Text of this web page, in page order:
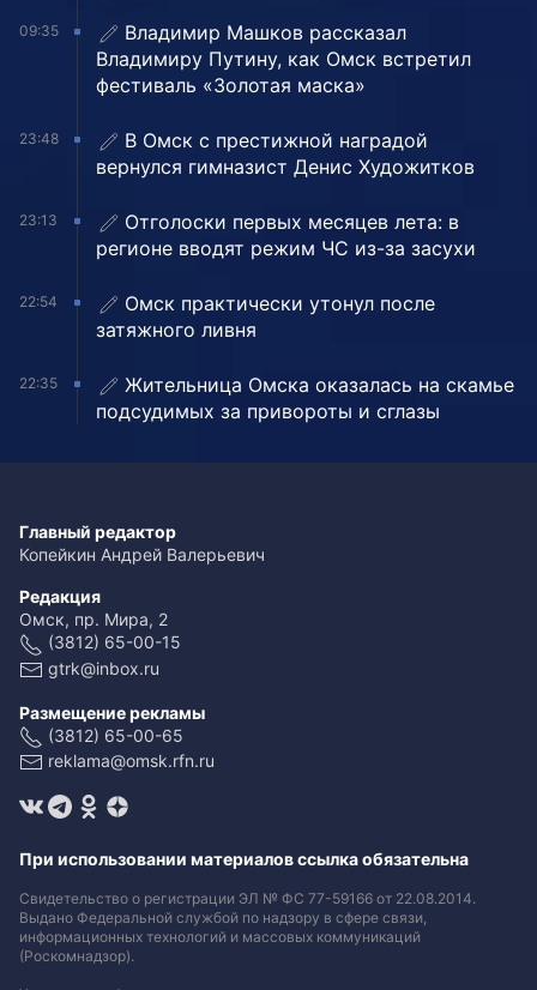
09:35
Владимир Машков рассказал
Владимиру Путину, как Омск встретил
фестиваль «Золотая маска»
23:48
В Омск с престижной наградой
вернулся гимназист Денис Художитков
23:13
Отголоски первых месяцев лета: в
регионе вводят режим ЧС из-за засухи
22:54
Омск практически утонул после
затяжного ливня
22:35
Жительница Омска оказалась на скамье
подсудимых за привороты и сглазы
Главный редактор
Копейкин Андрей Валерьевич
Редакция
Омск, пр. Мира, 2
(3812) 65-00-15
gtrk@inbox.ru
Размещение рекламы
(3812) 65-00-65
reklama@omsk.rfn.ru
При использовании материалов ссылка обязательна
Свидетельство о регистрации ЭЛ № ФС 77-59166 от 22.08.2014.
Выдано Федеральной службой по надзору в сфере связи,
информационных технологий и массовых коммуникаций
(Роскомнадзор).